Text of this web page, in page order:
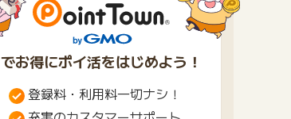
でお得にポイ活をはじめよう！
登録料・利用料一切ナシ！